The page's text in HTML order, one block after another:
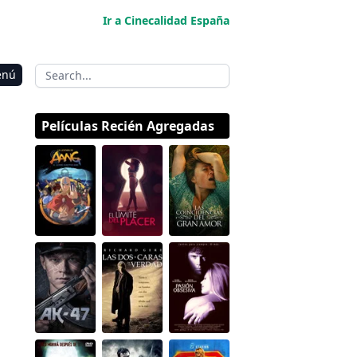
Ir a Cinecalidad España
Películas Recién Agregadas